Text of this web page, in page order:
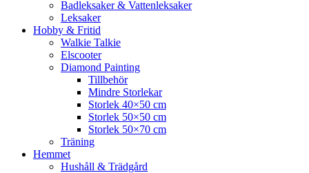
Badleksaker & Vattenleksaker
Leksaker
Hobby & Fritid
Walkie Talkie
Elscooter
Diamond Painting
Tillbehör
Mindre Storlekar
Storlek 40×50 cm
Storlek 50×50 cm
Storlek 50×70 cm
Träning
Hemmet
Hushåll & Trädgård